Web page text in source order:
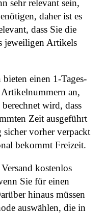
sehr relevant sein,
daher ist es
dass Sie die
jeweiligen Artikels
einen 1-Tages-
an,
wird, dass
Zeit ausgeführt
vorher verpackt
bekommt Freizeit.
kostenlos
Sie für einen
hinaus müssen
auswählen, die in